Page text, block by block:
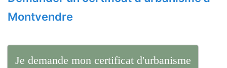
Montvendre
Je demande mon certificat d'urbanisme